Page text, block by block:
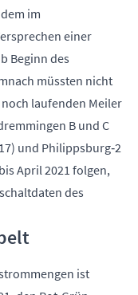
im
einer
Beginn des
müssten nicht
laufenden Meiler
B und C
und Philippsburg‑2
April 2021 folgen,
des
ist